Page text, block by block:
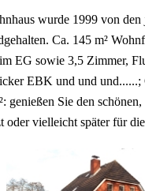
wurde 1999 von
Ca. 145 m²
EG sowie 3,5 Zimmer,
EBK und und und......;
genießen Sie den
oder vielleicht später für